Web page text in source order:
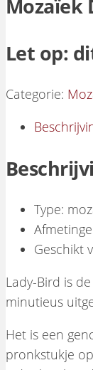
Mozaïek
Let op:
Categorie:
Type:
Geschikt
Lady-Bird is
minutieus
Het is een
pronkstukje